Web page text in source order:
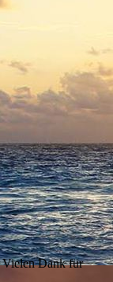
Vielen Dank für